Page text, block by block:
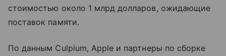
стоимостью около 1 млрд долларов, ожидающие
поставок памяти.
По данным Culpium, Apple и партнеры по сборке